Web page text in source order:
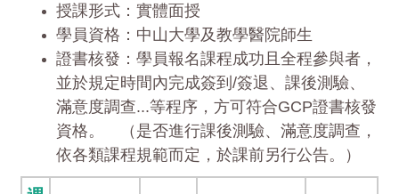
授課形式：實體面授
學員資格：中山大學及教學醫院師生
證書核發：學員報名課程成功且全程參與者，
並於規定時間內完成簽到/簽退、課後測驗、
滿意度調查...等程序，方可符合GCP證書核發
資格。 （是否進行課後測驗、滿意度調查，
依各類課程規範而定，於課前另行公告。）